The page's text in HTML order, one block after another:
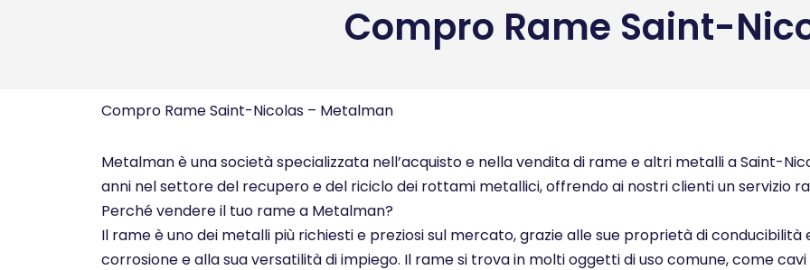
Compro Rame Saint-
Compro Rame Saint-Nicolas – Metalman
Metalman è una società specializzata nell’acquisto e nella vendita di rame e altri metalli a Saint-
anni nel settore del recupero e del riciclo dei rottami metallici, offrendo ai nostri clienti un servizio
Perché vendere il tuo rame a Metalman?
Il rame è uno dei metalli più richiesti e preziosi sul mercato, grazie alle sue proprietà di
corrosione e alla sua versatilità di impiego. Il rame si trova in molti oggetti di uso comune, come